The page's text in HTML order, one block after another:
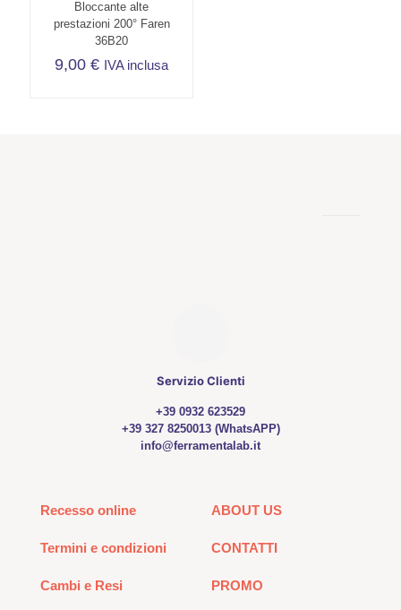
Bloccante alte
prestazioni 200° Faren
36B20
9,00€ IVA inclusa
Servizio Clienti
+39 0932 623529
+39 327 8250013 (WhatsAPP)
info@ferramentalab.it
Recesso online
Termini e condizioni
Cambi e Resi
ABOUT US
CONTATTI
PROMO